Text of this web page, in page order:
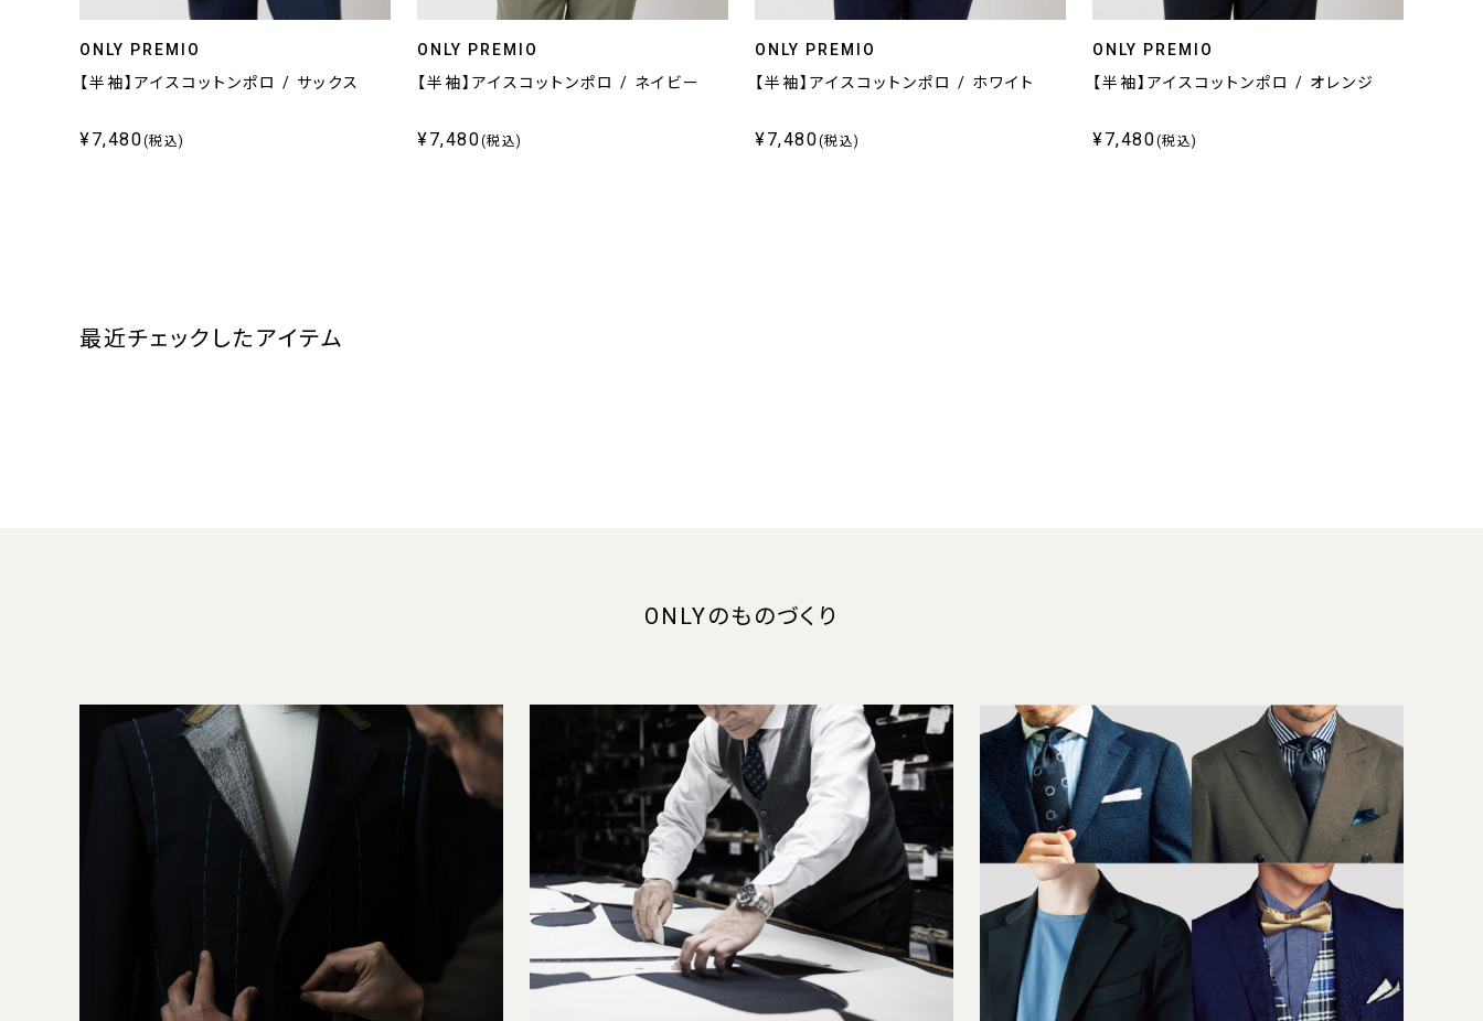
ONLY PREMIO
【半袖】アイスコットンポロ / サックス
¥7,480(税込)
ONLY PREMIO
【半袖】アイスコットンポロ / ネイビー
¥7,480(税込)
ONLY PREMIO
【半袖】アイスコットンポロ / ホワイト
¥7,480(税込)
ONLY PREMIO
【半袖】アイスコットンポロ / オレンジ
¥7,480(税込)
最近チェックしたアイテム
ONLYのものづくり